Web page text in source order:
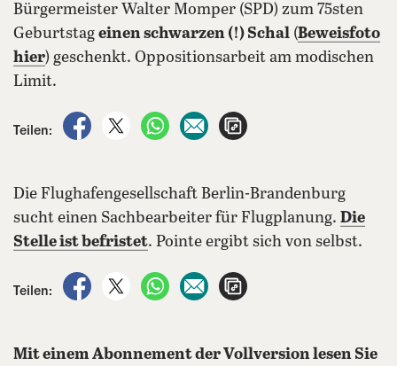
Bürgermeister Walter Momper (SPD) zum 75sten
Geburtstag einen schwarzen (!) Schal (Beweisfoto
hier) geschenkt. Oppositionsarbeit am modischen
Limit.
Teilen:
auf Facebook teilen
auf X teilenper WhatsApp teilen
per E-Mail teilen
Die Flughafengesellschaft Berlin-Brandenburg
sucht einen Sachbearbeiter für Flugplanung. Die
Stelle ist befristet. Pointe ergibt sich von selbst.
Teilen:
auf Facebook teilen
auf X teilenper WhatsApp teilen
per E-Mail teilen
Mit einem Abonnement der Vollversion lesen Sie